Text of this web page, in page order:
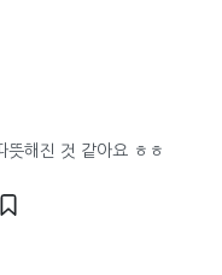
뜻해진 것 같아요 ㅎㅎ